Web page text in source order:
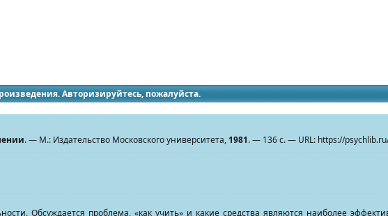
Авторизируйтесь, пожалуйста.
. — М.: Издательство Московского университета, 1981. — 136 с. — URL: https://
Обсуждается проблема, «как учить» и какие средства являются наиболее